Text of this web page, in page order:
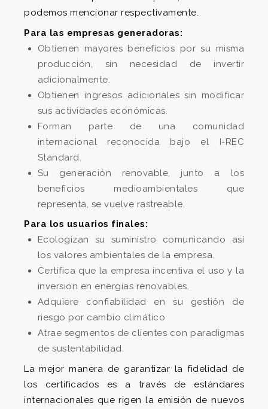
podemos mencionar respectivamente.
Para las empresas generadoras:
Obtienen mayores beneficios por su misma
producción, sin necesidad de invertir
adicionalmente.
Obtienen ingresos adicionales sin modificar
sus actividades económicas.
Forman parte de una comunidad
internacional reconocida bajo el I-REC
Standard.
Su generación renovable, junto a los
beneficios medioambientales que
representa, se vuelve rastreable.
Para los usuarios finales:
Ecologizan su suministro comunicando así
los valores ambientales de la empresa.
Certifica que la empresa incentiva el uso y la
inversión en energías renovables.
Adquiere confiabilidad en su gestión de
riesgo por cambio climático
Atrae segmentos de clientes con paradigmas
de sustentabilidad.
La mejor manera de garantizar la fidelidad de
los certificados es a través de estándares
internacionales que rigen la emisión de nuevos